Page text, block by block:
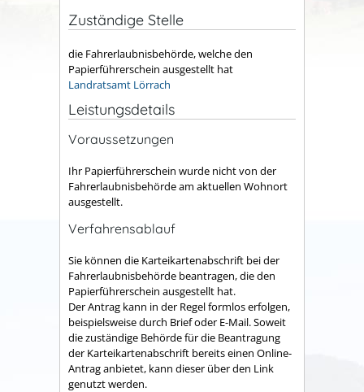
Zuständige Stelle
die Fahrerlaubnisbehörde, welche den
Papierführerschein ausgestellt hat
Landratsamt Lörrach
Leistungsdetails
Voraussetzungen
Ihr Papierführerschein wurde nicht von der
Fahrerlaubnisbehörde am aktuellen Wohnort
ausgestellt.
Verfahrensablauf
Sie können die Karteikartenabschrift bei der
Fahrerlaubnisbehörde beantragen, die den
Papierführerschein ausgestellt hat.
Der Antrag kann in der Regel formlos erfolgen,
beispielsweise durch Brief oder E-Mail.Soweit
die zuständige Behörde für die Beantragung
der Karteikartenabschrift bereits einen Online-
Antrag anbietet, kann dieser über den Link
genutzt werden.